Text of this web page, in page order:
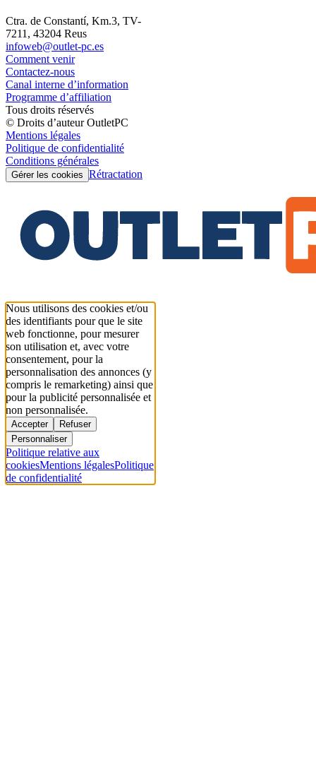
Ctra. de Constantí, Km.3, TV-
7211, 43204 Reus
infoweb@outlet-pc.es
Comment venir
Contactez-nous
Canal interne d’information
Programme d’affiliation
Tous droits réservés
© Droits d’auteur OutletPC
Mentions légales
Politique de confidentialité
Conditions générales
Gérer les cookies Rétractation
Nous utilisons des cookies et/ou
des identifiants pour que le site
web fonctionne, pour mesurer
son utilisation et, avec votre
consentement, pour la
personnalisation des annonces (y
compris le remarketing) ainsi que
pour la publicité personnalisée et
non personnalisée.
Accepter
Refuser
Personnaliser
Politique relative aux
cookiesMentions légalesPolitique
de confidentialité